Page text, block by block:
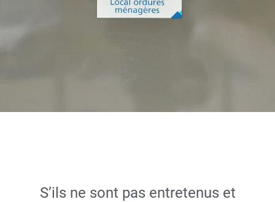
ordures
S’ils ne sont pas entretenus et